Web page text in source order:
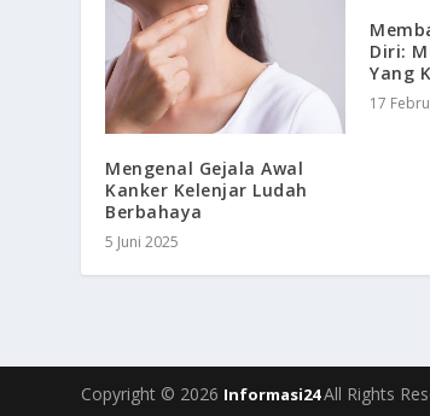
Mengenal Gejala Awal
Kanker Kelenjar Ludah
Berbahaya
5 Juni 2025
Diri:
Yang
17
Copyright © 2026 Informasi24All Rights